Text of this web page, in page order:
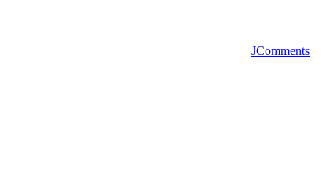
JComments